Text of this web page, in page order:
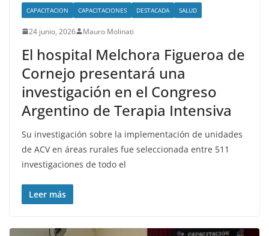
CAPACITACION CAPACITACIONES DESTACADA SALUD
24 junio, 2026 Mauro Molinati
El hospital Melchora Figueroa de
Cornejo presentará una
investigación en el Congreso
Argentino de Terapia Intensiva
Su investigación sobre la implementación de unidades
de ACV en áreas rurales fue seleccionada entre 511
investigaciones de todo el
Leer más